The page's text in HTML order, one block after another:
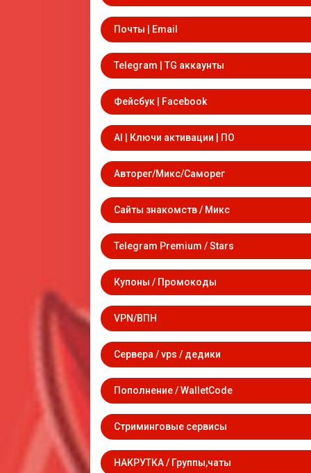
Почты | Email
Telegram | TG аккаунты
Фейсбук | Facebook
AI | Ключи активации | ПО
Авторег/Микс/Саморег
Сайты знакомств / Микс
Telegram Premium / Stars
Купоны / Промокоды
VPN/ВПН
Сервера / vps / дедики
Пополнение / WalletCode
Стриминговые сервисы
НАКРУТКА / Группы,чаты